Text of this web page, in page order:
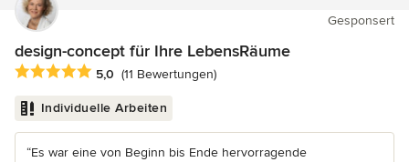
Gesponsert
design-concept für Ihre LebensRäume
Durchschnittliche Bewertung: 5 von 5 Sternen
5,0 (11 Bewertungen)
Individuelle Arbeiten
“Es war eine von Beginn bis Ende hervorragende